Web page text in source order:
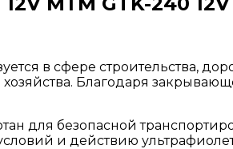
в сфере строительства,
хозяйства. Благодаря
для безопасной
и действию